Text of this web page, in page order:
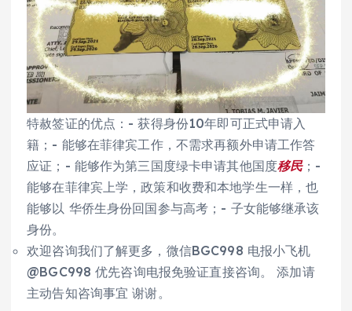
特赦签证的优点：- 获得身份10年即可正式申请入
籍；- 能够在菲律宾工作，不需求再额外申请工作答
应证；- 能够作为第三国度绿卡申请其他国度移民；-
能够在菲律宾上学，政策和收费和本地学生一样，也
能够以 华侨生身份回国参与高考；- 子女能够继承该
身份。
欢迎咨询我们了解更多，微信BGC998 电报小飞机
@BGC998 优先咨询电报免验证直接咨询。 添加请
主动告知咨询事宜 谢谢。